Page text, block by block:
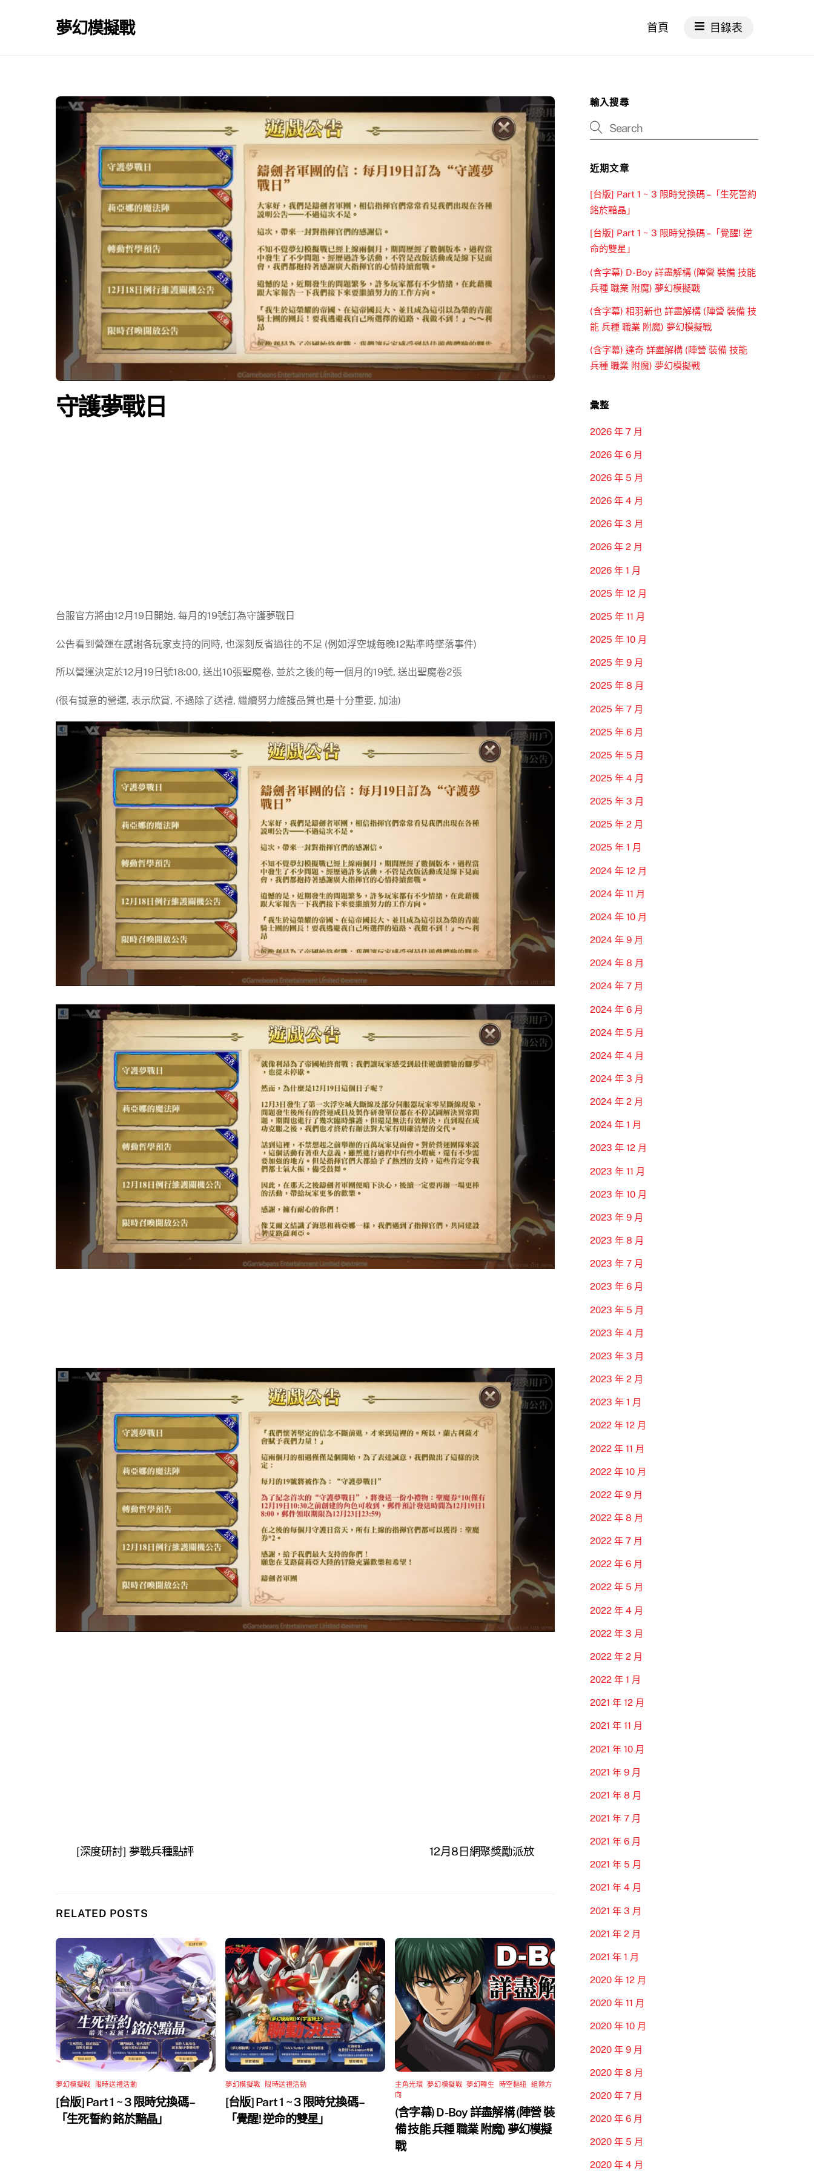
夢幻模擬戰 首頁 目錄表
守護夢戰日
台服官方將由12月19日開始, 每月的19號訂為守護夢戰日
公告看到營運在感謝各玩家支持的同時, 也深刻反省過往的不足 (例如浮空城每晚12點準時墜落事件)
所以營運決定於12月19日號18:00, 送出10張聖魔卷, 並於之後的每一個月的19號, 送出聖魔卷2張
(很有誠意的營運, 表示欣賞, 不過除了送禮, 繼續努力維護品質也是十分重要, 加油)
[深度研討] 夢戰兵種點評 12月8日網聚獎勵派放
RELATED POSTS
夢幻模擬戰 限時送禮活動
[台版] Part 1 ~ 3 限時兌換碼 –
「生死誓約 銘於黯晶」
夢幻模擬戰 限時送禮活動
[台版] Part 1 ~ 3 限時兌換碼 –
「覺醒! 逆命的雙星」
主角光環 ,夢幻模擬戰 ,夢幻轉生 時空樞紐 ,組隊方
向
(含字幕) D-Boy 詳盡解構 (陣營 裝
備 技能 兵種 職業 附魔) 夢幻模擬
戰
輸入搜尋
近期文章
[台版] Part 1 ~ 3 限時兌換碼 –「生死誓約
銘於黯晶」
[台版] Part 1 ~ 3 限時兌換碼 –「覺醒! 逆
命的雙星」
(含字幕) D-Boy 詳盡解構 (陣營 裝備 技能
兵種 職業 附魔) 夢幻模擬戰
(含字幕) 相羽新也 詳盡解構 (陣營 裝備 技
能 兵種 職業 附魔) 夢幻模擬戰
(含字幕) 達奇 詳盡解構 (陣營 裝備 技能
兵種 職業 附魔) 夢幻模擬戰
彙整
2026 年 7 月
2026 年 6 月
2026 年 5 月
2026 年 4 月
2026 年 3 月
2026 年 2 月
2026 年 1 月
2025 年 12 月
2025 年 11 月
2025 年 10 月
2025 年 9 月
2025 年 8 月
2025 年 7 月
2025 年 6 月
2025 年 5 月
2025 年 4 月
2025 年 3 月
2025 年 2 月
2025 年 1 月
2024 年 12 月
2024 年 11 月
2024 年 10 月
2024 年 9 月
2024 年 8 月
2024 年 7 月
2024 年 6 月
2024 年 5 月
2024 年 4 月
2024 年 3 月
2024 年 2 月
2024 年 1 月
2023 年 12 月
2023 年 11 月
2023 年 10 月
2023 年 9 月
2023 年 8 月
2023 年 7 月
2023 年 6 月
2023 年 5 月
2023 年 4 月
2023 年 3 月
2023 年 2 月
2023 年 1 月
2022 年 12 月
2022 年 11 月
2022 年 10 月
2022 年 9 月
2022 年 8 月
2022 年 7 月
2022 年 6 月
2022 年 5 月
2022 年 4 月
2022 年 3 月
2022 年 2 月
2022 年 1 月
2021 年 12 月
2021 年 11 月
2021 年 10 月
2021 年 9 月
2021 年 8 月
2021 年 7 月
2021 年 6 月
2021 年 5 月
2021 年 4 月
2021 年 3 月
2021 年 2 月
2021 年 1 月
2020 年 12 月
2020 年 11 月
2020 年 10 月
2020 年 9 月
2020 年 8 月
2020 年 7 月
2020 年 6 月
2020 年 5 月
2020 年 4 月